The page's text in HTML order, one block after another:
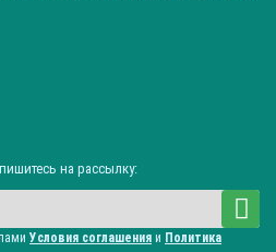
на рассылку:
Условия соглашения и Политика